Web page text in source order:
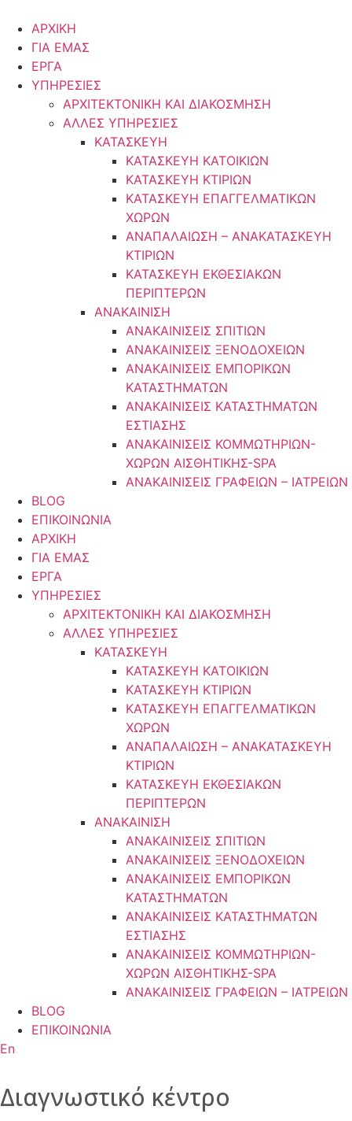
στο
περιεχόμενο
ΑΡΧΙΚΗ
ΓΙΑ ΕΜΑΣ
ΕΡΓΑ
ΥΠΗΡΕΣΙΕΣ
ΑΡΧΙΤΕΚΤΟΝΙΚΗ ΚΑΙ ΔΙΑΚΟΣΜΗΣΗ
ΑΛΛΕΣ ΥΠΗΡΕΣΙΕΣ
ΚΑΤΑΣΚΕΥΗ
ΚΑΤΑΣΚΕΥΗ ΚΑΤΟΙΚΙΩΝ
ΚΑΤΑΣΚΕΥΗ ΚΤΙΡΙΩΝ
ΚΑΤΑΣΚΕΥΗ ΕΠΑΓΓΕΛΜΑΤΙΚΩΝ
ΧΩΡΩΝ
ΑΝΑΠΑΛΑΙΩΣΗ – ΑΝΑΚΑΤΑΣΚΕΥΗ
ΚΤΙΡΙΩΝ
ΚΑΤΑΣΚΕΥΗ ΕΚΘΕΣΙΑΚΩΝ
ΠΕΡΙΠΤΕΡΩΝ
ΑΝΑΚΑΙΝΙΣΗ
ΑΝΑΚΑΙΝΙΣΕΙΣ ΣΠΙΤΙΩΝ
ΑΝΑΚΑΙΝΙΣΕΙΣ ΞΕΝΟΔΟΧΕΙΩΝ
ΑΝΑΚΑΙΝΙΣΕΙΣ ΕΜΠΟΡΙΚΩΝ
ΚΑΤΑΣΤΗΜΑΤΩΝ
ΑΝΑΚΑΙΝΙΣΕΙΣ ΚΑΤΑΣΤΗΜΑΤΩΝ
ΕΣΤΙΑΣΗΣ
ΑΝΑΚΑΙΝΙΣΕΙΣ ΚΟΜΜΩΤΗΡΙΩΝ-
ΧΩΡΩΝ ΑΙΣΘΗΤΙΚΗΣ-SPA
ΑΝΑΚΑΙΝΙΣΕΙΣ ΓΡΑΦΕΙΩΝ – ΙΑΤΡΕΙΩΝ
BLOG
ΕΠΙΚΟΙΝΩΝΙΑ
ΑΡΧΙΚΗ
ΓΙΑ ΕΜΑΣ
ΕΡΓΑ
ΥΠΗΡΕΣΙΕΣ
ΑΡΧΙΤΕΚΤΟΝΙΚΗ ΚΑΙ ΔΙΑΚΟΣΜΗΣΗ
ΑΛΛΕΣ ΥΠΗΡΕΣΙΕΣ
ΚΑΤΑΣΚΕΥΗ
ΚΑΤΑΣΚΕΥΗ ΚΑΤΟΙΚΙΩΝ
ΚΑΤΑΣΚΕΥΗ ΚΤΙΡΙΩΝ
ΚΑΤΑΣΚΕΥΗ ΕΠΑΓΓΕΛΜΑΤΙΚΩΝ
ΧΩΡΩΝ
ΑΝΑΠΑΛΑΙΩΣΗ – ΑΝΑΚΑΤΑΣΚΕΥΗ
ΚΤΙΡΙΩΝ
ΚΑΤΑΣΚΕΥΗ ΕΚΘΕΣΙΑΚΩΝ
ΠΕΡΙΠΤΕΡΩΝ
ΑΝΑΚΑΙΝΙΣΗ
ΑΝΑΚΑΙΝΙΣΕΙΣ ΣΠΙΤΙΩΝ
ΑΝΑΚΑΙΝΙΣΕΙΣ ΞΕΝΟΔΟΧΕΙΩΝ
ΑΝΑΚΑΙΝΙΣΕΙΣ ΕΜΠΟΡΙΚΩΝ
ΚΑΤΑΣΤΗΜΑΤΩΝ
ΑΝΑΚΑΙΝΙΣΕΙΣ ΚΑΤΑΣΤΗΜΑΤΩΝ
ΕΣΤΙΑΣΗΣ
ΑΝΑΚΑΙΝΙΣΕΙΣ ΚΟΜΜΩΤΗΡΙΩΝ-
ΧΩΡΩΝ ΑΙΣΘΗΤΙΚΗΣ-SPA
ΑΝΑΚΑΙΝΙΣΕΙΣ ΓΡΑΦΕΙΩΝ – ΙΑΤΡΕΙΩΝ
BLOG
ΕΠΙΚΟΙΝΩΝΙΑ
En
Διαγνωστικό κέντρο